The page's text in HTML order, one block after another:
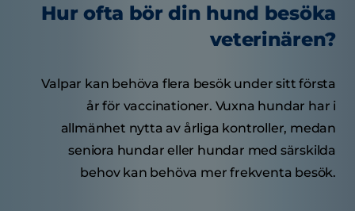
Hur ofta bör din hund besöka
veterinären?
Valpar kan behöva flera besök under sitt första
år för vaccinationer. Vuxna hundar har i
allmänhet nytta av årliga kontroller, medan
seniora hundar eller hundar med särskilda
behov kan behöva mer frekventa besök.